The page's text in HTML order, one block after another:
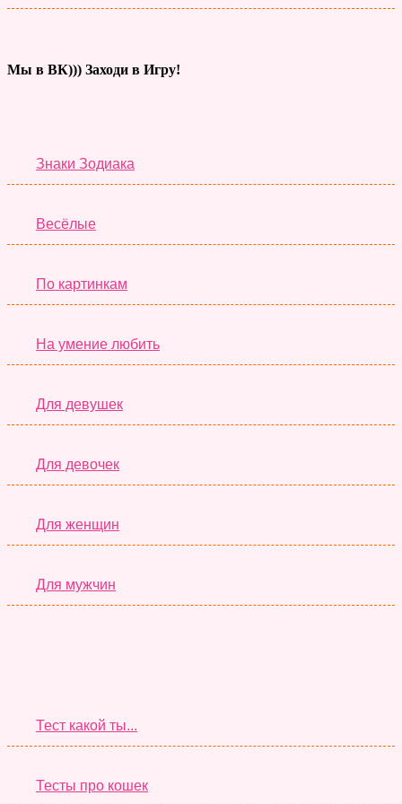
Мы в ВК))) Заходи в Игру!
Знаки Зодиака
Весёлые
По картинкам
На умение любить
Для девушек
Для девочек
Для женщин
Для мужчин
Тест какой ты...
Тесты про кошек